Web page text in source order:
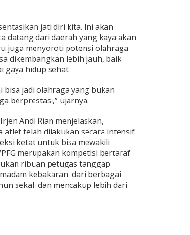
jati diri kita. Ini akan
datang dari daerah yang kaya akan
juga menyoroti potensi olahraga
dikembangkan lebih jauh, baik
gaya hidup sehat.
bisa jadi olahraga yang bukan
berprestasi,” ujarnya.
Andi Rian menjelaskan,
atlet telah dilakukan secara intensif.
ketat untuk bisa mewakili
merupakan kompetisi bertaraf
ribuan petugas tanggap
kebakaran, dari berbagai
sekali dan mencakup lebih dari